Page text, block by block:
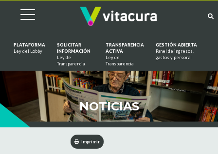
PLATAFORMA
Ley del Lobby
SOLICITAR
INFORMACIÓN
Ley de
Transparencia
TRANSPARENCIA
ACTIVA
Ley de
Transparencia
GESTIÓN ABIERTA
Panel de ingresos,
gastos y personal
NOTICIAS
Imprimir